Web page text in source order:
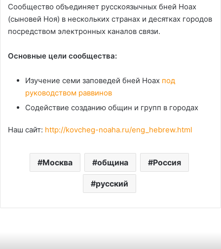
Сообщество объединяет русскоязычных бней Ноах
(сыновей Ноя) в нескольких странах и десятках городов
посредством электронных каналов связи.
Основные цели сообщества:
Изучение семи заповедей бней Ноах под
руководством раввинов
Содействие созданию общин и групп в городах
Наш сайт: http://kovcheg-noaha.ru/eng_hebrew.html
Москва община Россия
русский